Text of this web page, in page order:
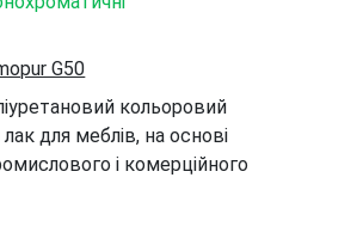
G50
кольоровий
для меблів, на основі
і комерційного